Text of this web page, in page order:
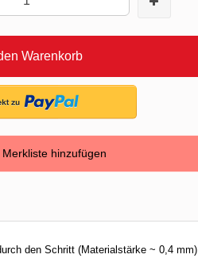
Warenkorb
hinzufügen
den Schritt (Materialstärke ~ 0,4 mm).